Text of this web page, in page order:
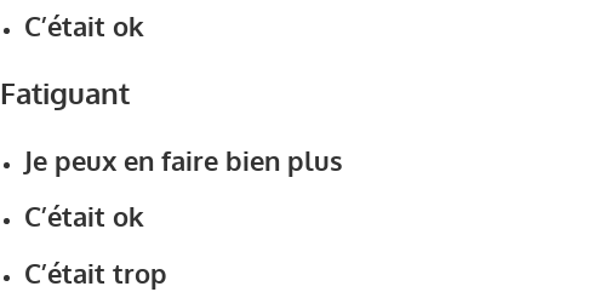
C’était ok
Fatiguant
Je peux en faire bien plus
C’était ok
C’était trop